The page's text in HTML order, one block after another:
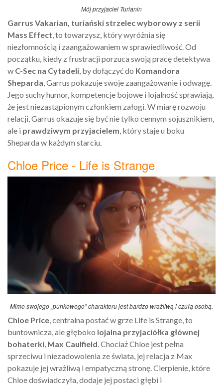
Mój przyjaciel Turianin
Garrus Vakarian, turiański strzelec wyborowy z serii
Mass Effect , to towarzysz, który wyróżnia się
niezłomnością i zaangażowaniem w sprawiedliwość. Od
początku, kiedy z frustracji porzuca swoją pracę detektywa
w C-Sec na Cytadeli , by dołączyć do Komandora
Sheparda , Garrus pokazuje swoje zaangażowanie i odwagę.
Jego suchy humor, kompetencje bojowe i lojalność sprawiają,
że jest niezastąpionym członkiem załogi. W miarę rozwoju
relacji, Garrus okazuje się być nie tylko cennym sojusznikiem,
ale i prawdziwym przyjacielem , który staje u boku
Sheparda w każdym starciu.
Chloe Price - Life is Strange
Mimo swojego „punkowego” charakteru jest bardzo wrażliwą i czułą osobą.
Chloe Price , centralna postać w grze Life is Strange, to
buntownicza, ale głęboko lojalna przyjaciółka głównej
bohaterki Max Caulfield . Chociaż Chloe jest pełna
sprzeciwu i niezadowolenia ze świata, jej relacja z Max
pokazuje jej wrażliwą i empatyczną stronę. Cierpienie, które
Chloe doświadczyła, dodaje jej postaci głębi i